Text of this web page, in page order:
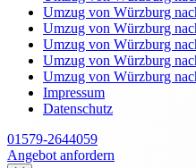
Umzug von Würzburg
Umzug von Würzburg
Umzug von Würzburg
Umzug von Würzburg
Umzug von Würzburg
Impressum
Datenschutz
01579-2644059
Angebot anfordern